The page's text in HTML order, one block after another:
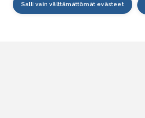
Salli vain välttämättömät evästeet